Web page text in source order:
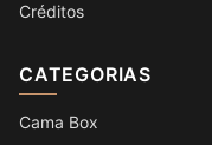
Créditos
CATEGORIAS
Cama Box